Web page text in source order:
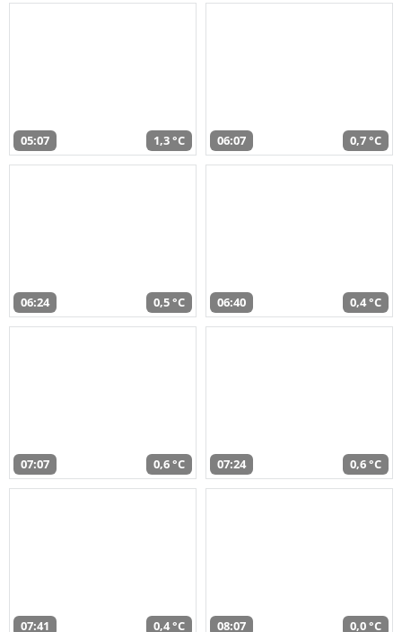
05:07 1,3 °C 06:07 0,7 °C
06:24 0,5 °C 06:40 0,4 °C
07:07 0,6 °C 07:24 0,6 °C
07:41 0,4 °C 08:07 0,0 °C